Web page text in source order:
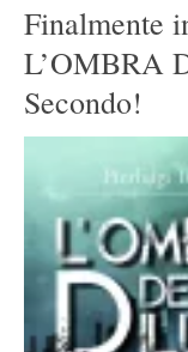
Finalmente
L’OMBRA
Secondo!